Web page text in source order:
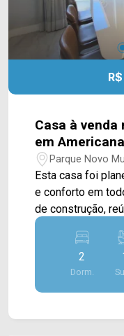
Casa à
em
Parque Novo
Esta casa foi
e conforto em
de construção,
ambientes
dia a dia mais
cozinha
convivência,
receber.
2
Dorm.